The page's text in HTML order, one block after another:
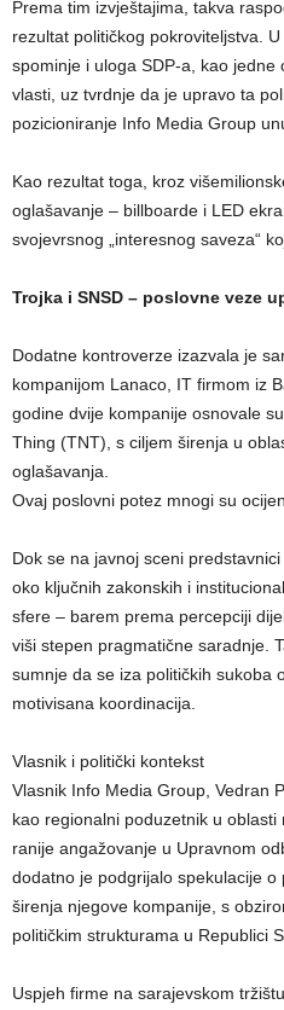
Prema tim izvještajima, takva
rezultat političkog pokroviteljstva.
spominje i uloga SDP-a, kao
vlasti, uz tvrdnje da je upravo ta
pozicioniranje Info Media Group
Kao rezultat toga, kroz
oglašavanje – billboarde i LED
svojevrsnog „interesnog saveza“
Trojka i SNSD – poslovne veze
Dodatne kontroverze izazvala je
kompanijom Lanaco, IT firmom iz
godine dvije kompanije osnovale
Thing (TNT), s ciljem širenja u
oglašavanja.
Ovaj poslovni potez mnogi su
Dok se na javnoj sceni
oko ključnih zakonskih i
sfere – barem prema percepciji
viši stepen pragmatične saradnje.
sumnje da se iza političkih sukoba
motivisana koordinacija.
Vlasnik i politički kontekst
Vlasnik Info Media Group, Vedran
kao regionalni poduzetnik u
ranije angažovanje u Upravnom
dodatno je podgrijalo spekulacije o
širenja njegove kompanije, s
političkim strukturama u Republici
Uspjeh firme na sarajevskom